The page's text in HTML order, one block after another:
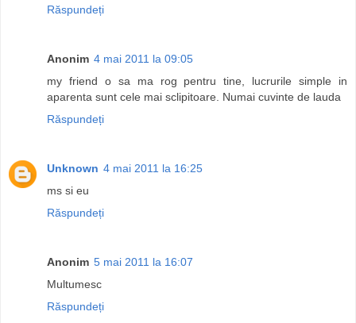
Răspundeți
Anonim 4 mai 2011 la 09:05
my friend o sa ma rog pentru tine, lucrurile simple in
aparenta sunt cele mai sclipitoare. Numai cuvinte de lauda
Răspundeți
Unknown 4 mai 2011 la 16:25
ms si eu
Răspundeți
Anonim 5 mai 2011 la 16:07
Multumesc
Răspundeți